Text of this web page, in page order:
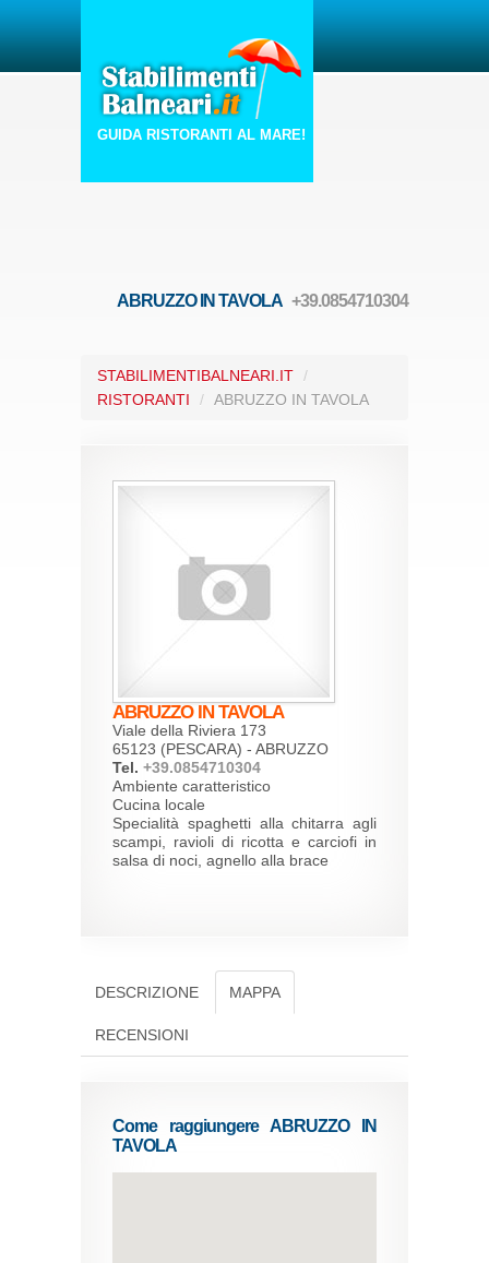
GUIDA RISTORANTI AL MARE!
ABRUZZO IN TAVOLA +39.0854710304
STABILIMENTIBALNEARI.IT
/
RISTORANTI
/ ABRUZZO IN TAVOLA
ABRUZZO IN TAVOLA
Viale della Riviera 173
65123 (PESCARA) - ABRUZZO
Tel. +39.0854710304
Ambiente caratteristico
Cucina locale
Specialità spaghetti alla chitarra agli
scampi, ravioli di ricotta e carciofi in
salsa di noci, agnello alla brace
DESCRIZIONE MAPPA
RECENSIONI
Come raggiungere ABRUZZO IN
TAVOLA